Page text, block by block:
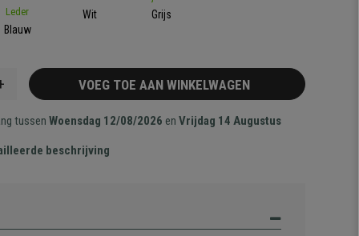
Blauw
Wit Grijs
VOEG TOE AAN WINKELWAGEN
tussenWoensdag 12/08/2026 enVrijdag 14 Augustus
beschrijving